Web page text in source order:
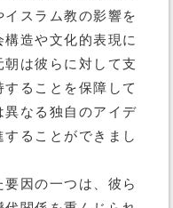
スラム教の影響を
造や文化的表現に
は彼らに対して支
ることを保障して
異なる独自のアイデ
ることができまし
因の一つは、彼ら